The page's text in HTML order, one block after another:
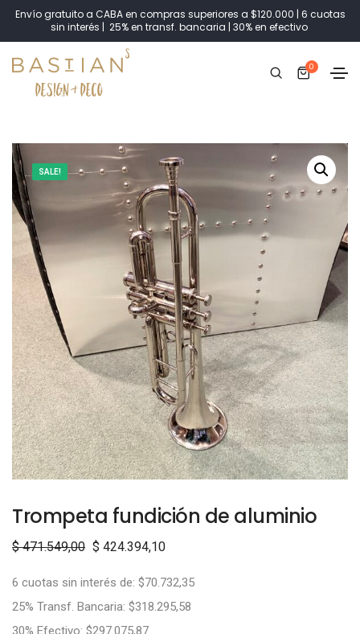
Envío gratuito a CABA en compras superiores a $120.000 | 6 cuotas
sin interés | 25% en transf. bancaria | 30% en efectivo
0
SALE!
Trompeta fundición de aluminio
$471.549,00 $ 424.394,10
6 cuotas sin interés de: $70.732,35
25% Transf. Bancaria: $318.295,58
30% Efectivo: $297.075,87